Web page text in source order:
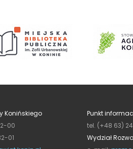
Konińskiego
00
01
Punkt
tel. (+48 63)
Wydział